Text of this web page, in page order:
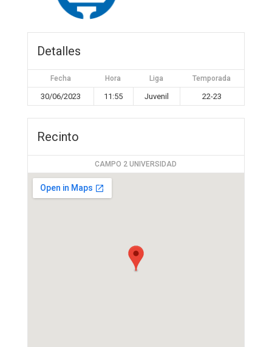
Detalles
Fecha Hora Liga Temporada
30/06/2023 11:55 Juvenil 22-23
Recinto
CAMPO 2 UNIVERSIDAD